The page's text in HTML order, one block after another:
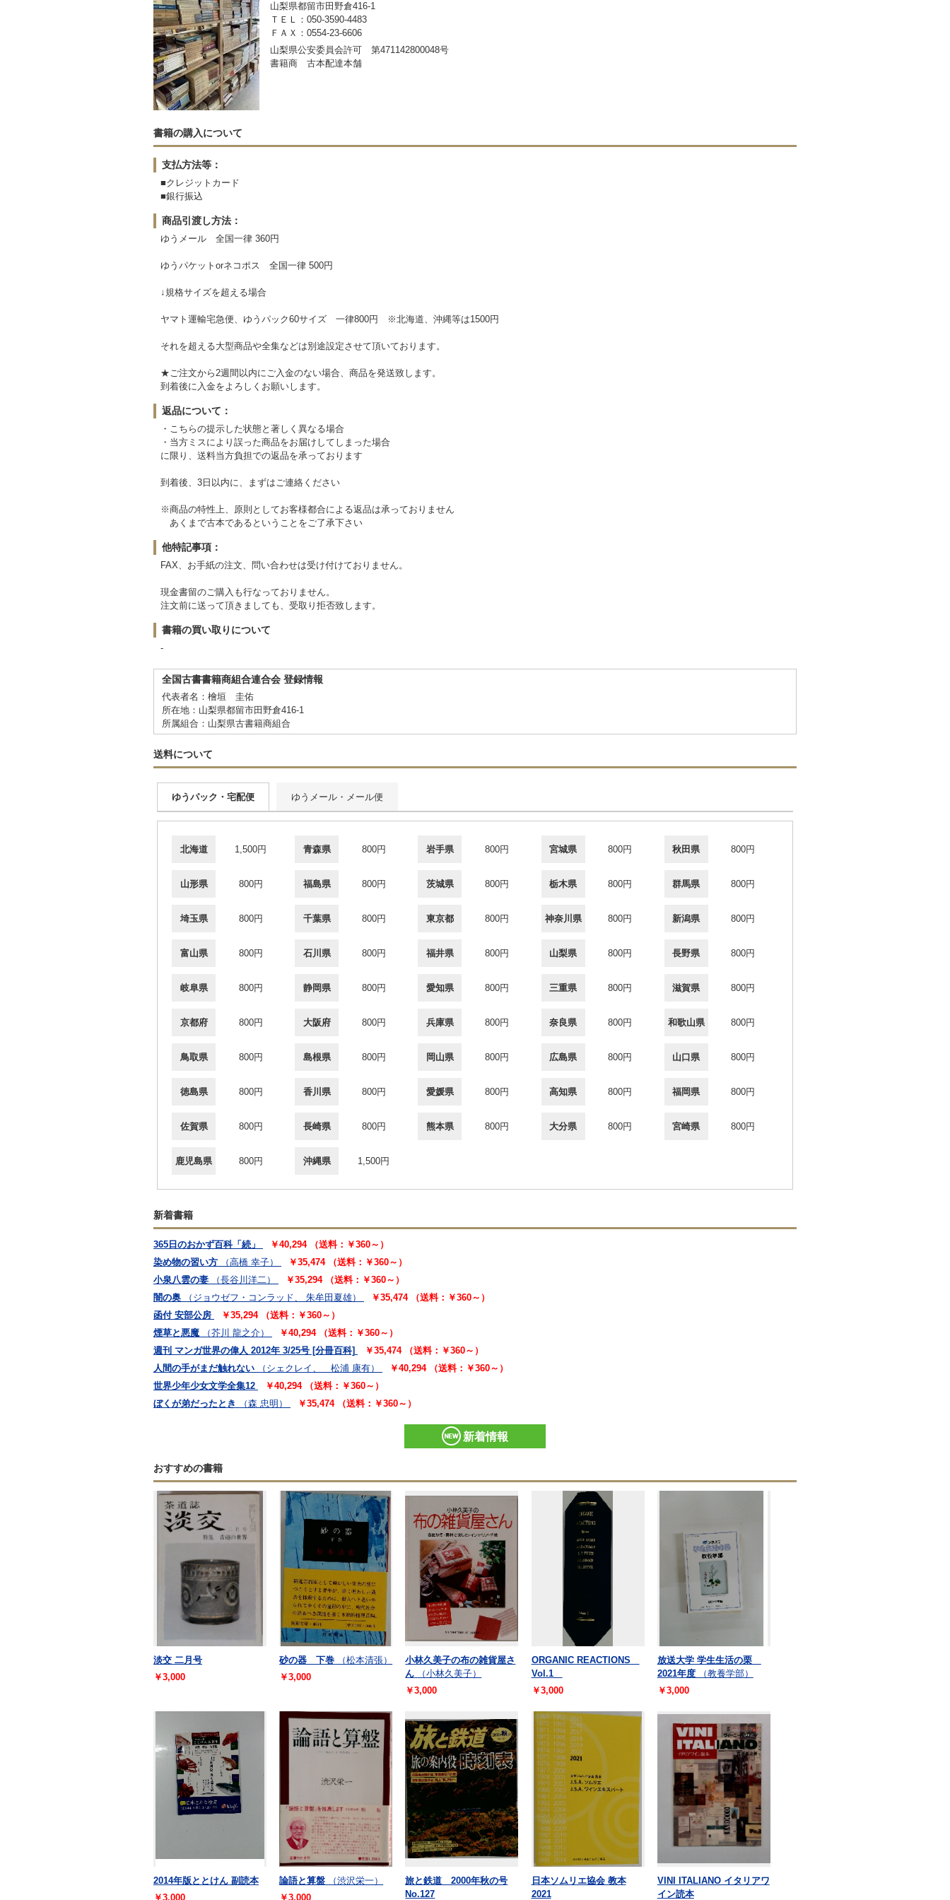
山梨県都留市田野倉416-1
ＴＥＬ：050-3590-4483
ＦＡＸ：0554-23-6606
山梨県公安委員会許可 第471142800048号
書籍商 古本配達本舗
書籍の購入について
支払方法等：
■クレジットカード
■銀行振込
商品引渡し方法：
ゆうメール 全国一律 360円
ゆうパケットorネコポス 全国一律 500円
↓規格サイズを超える場合
ヤマト運輸宅急便、ゆうパック60サイズ 一律800円 ※北海道、沖縄等は1500円
それを超える大型商品や全集などは別途設定させて頂いております。
★ご注文から2週間以内にご入金のない場合、商品を発送致します。
到着後に入金をよろしくお願いします。
返品について：
・こちらの提示した状態と著しく異なる場合
・当方ミスにより誤った商品をお届けしてしまった場合
に限り、送料当方負担での返品を承っております
到着後、3日以内に、まずはご連絡ください
※商品の特性上、原則としてお客様都合による返品は承っておりません
あくまで古本であるということをご了承下さい
他特記事項：
FAX、お手紙の注文、問い合わせは受け付けておりません。
現金書留のご購入も行なっておりません。
注文前に送って頂きましても、受取り拒否致します。
書籍の買い取りについて
-
全国古書書籍商組合連合会 登録情報
代表者名：檜垣 圭佑
所在地：山梨県都留市田野倉416-1
所属組合：山梨県古書籍商組合
送料について
ゆうパック・宅配便 ゆうメール・メール便
北海道 1,500円 青森県 800円 岩手県 800円 宮城県 800円 秋田県 800円
山形県 800円 福島県 800円 茨城県 800円 栃木県 800円 群馬県 800円
埼玉県 800円 千葉県 800円 東京都 800円 神奈川県 800円 新潟県 800円
富山県 800円 石川県 800円 福井県 800円 山梨県 800円 長野県 800円
岐阜県 800円 静岡県 800円 愛知県 800円 三重県 800円 滋賀県 800円
京都府 800円 大阪府 800円 兵庫県 800円 奈良県 800円 和歌山県 800円
鳥取県 800円 島根県 800円 岡山県 800円 広島県 800円 山口県 800円
徳島県 800円 香川県 800円 愛媛県 800円 高知県 800円 福岡県 800円
佐賀県 800円 長崎県 800円 熊本県 800円 大分県 800円 宮崎県 800円
鹿児島県 800円 沖縄県 1,500円
新着書籍
365日のおかず百科「続」
￥40,294 （送料：￥360～）
染め物の習い方
（高橋 幸子）
￥35,474 （送料：￥360～）
小泉八雲の妻
（長谷川洋二）
￥35,294 （送料：￥360～）
闇の奥
（ジョウゼフ・コンラッド、 朱牟田夏雄）
￥35,474 （送料：￥360～）
函付 安部公房
￥35,294 （送料：￥360～）
煙草と悪魔
（芥川 龍之介）
￥40,294 （送料：￥360～）
週刊 マンガ世界の偉人 2012年 3/25号 [分冊百科]
￥35,474 （送料：￥360～）
人間の手がまだ触れない
（シェクレイ、 松浦 康有）
￥40,294 （送料：￥360～）
世界少年少女文学全集12
￥40,294 （送料：￥360～）
ぼくが弟だったとき
（森 忠明） ￥35,474 （送料：￥360～）
新着情報
おすすめの書籍
淡交 二月号
￥3,000
砂の器 下巻
（松本清張）
￥3,000
小林久美子の布の雑貨屋さ
ん
（小林久美子）
￥3,000
ORGANIC REACTIONS
Vol.1
￥3,000
放送大学 学生生活の栗
2021年度
（教養学部）
￥3,000
2014年版ととけん 副読本
￥3,000
論語と算盤
（渋沢栄一）
￥3,000
旅と鉄道 2000年秋の号
No.127
日本ソムリエ協会 教本
2021
VINI ITALIANO イタリアワ
イン読本